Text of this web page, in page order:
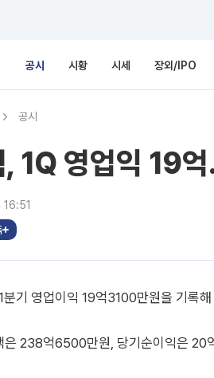
공시 시황 시세 장외/IPO
공시
, 1Q 영업익
분기 영업이익 19억3100만원을 기록
은 238억6500만원, 당기순이익은